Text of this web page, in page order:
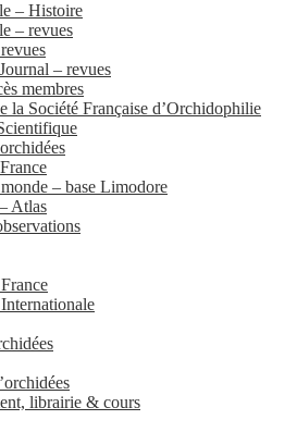
– Histoire
– revues
– revues
membres
la Société Française d’Orchidophilie
– base Limodore
Atlas
librairie & cours